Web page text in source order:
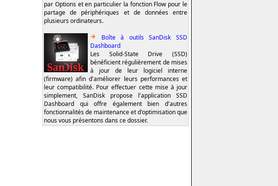
par Options et en particulier la fonction Flow pour le
partage de périphériques et de données entre
plusieurs ordinateurs.
Boîte à outils SanDisk SSD
Dashboard
Les Solid-State Drive (SSD)
bénéficient régulièrement de mises
à jour de leur logiciel interne
(firmware) afin d'améliorer leurs performances et
leur compatibilité. Pour effectuer cette mise à jour
simplement, SanDisk propose l'application SSD
Dashboard qui offre également bien d'autres
fonctionnalités de maintenance et d'optimisation que
nous vous présentons dans ce dossier.